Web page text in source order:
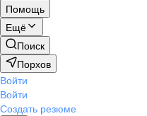
Помощь
Ещё
Поиск
Порхов
Войти
Войти
Создать резюме